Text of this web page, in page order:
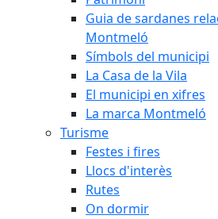
Guia de sardanes
Montmeló
Símbols del municipi
La Casa de la Vila
El municipi en xifres
La marca Montmeló
Turisme
Festes i fires
Llocs d'interès
Rutes
On dormir